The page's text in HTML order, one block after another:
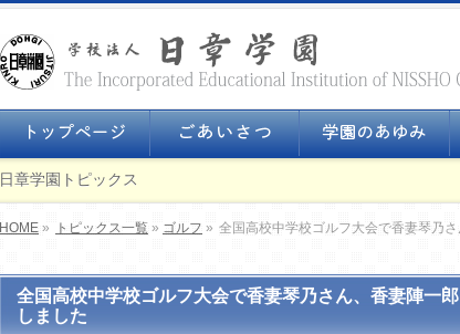
日章学園トピックス
HOME » トピックス一覧 » ゴルフ » 全国高校中学校ゴルフ大会で香妻琴乃
全国高校中学校ゴルフ大会で香妻琴乃さん、香妻陣一
しました